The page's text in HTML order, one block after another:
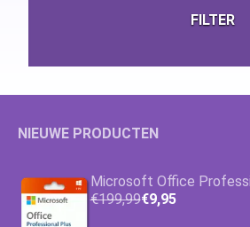
FILTER
NIEUWE PRODUCTEN
Microsoft Office
€199,99€9,95